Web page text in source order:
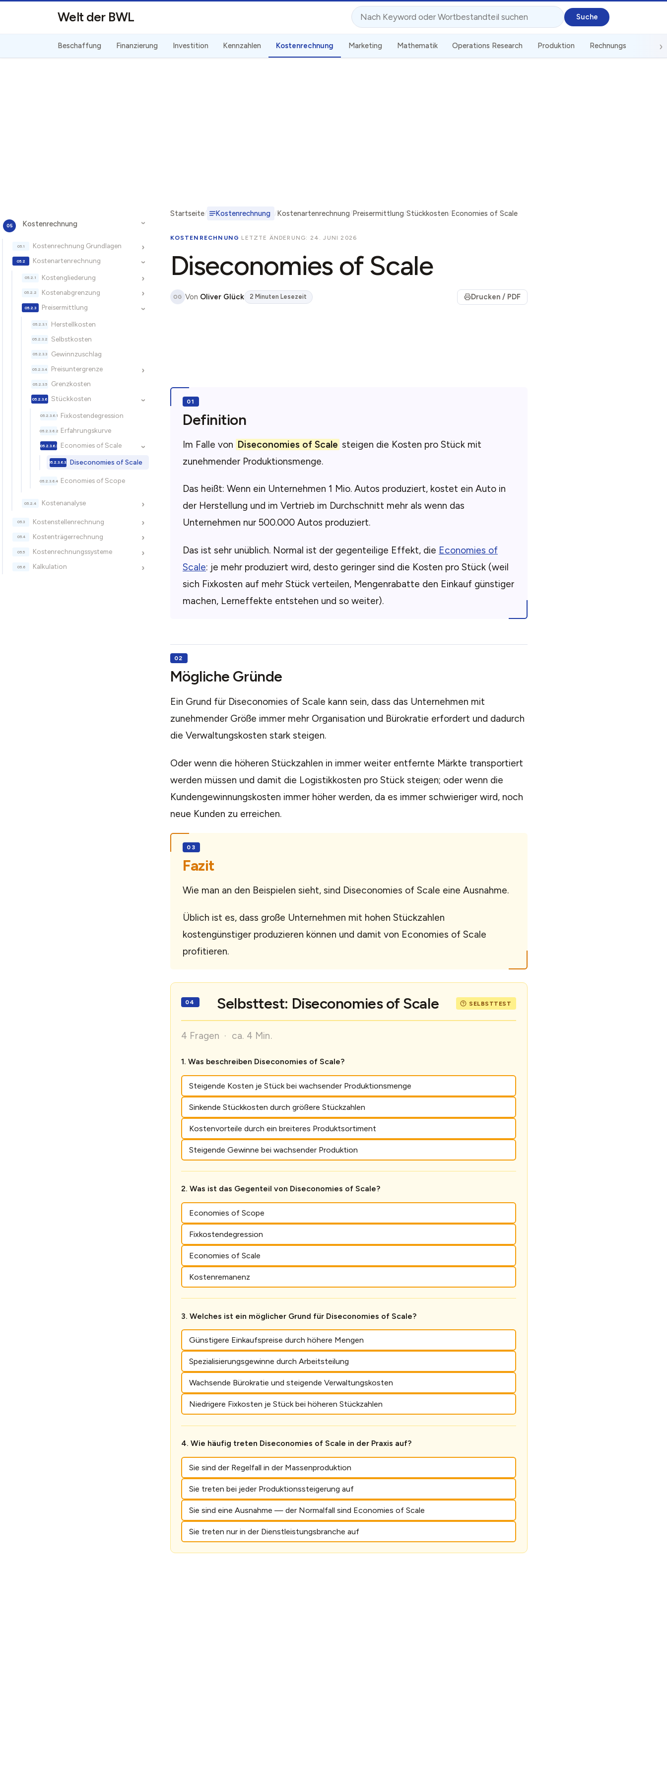
Welt der BWL Suche
Beschaffung Finanzierung Investition Kennzahlen Kostenrechnung Marketing Mathematik Operations Research Produktion Rechnungswesen
›
Kostenrechnung
›
Kostenrechnung Grundlagen
›
Kostenartenrechnung
›
Kostengliederung
›
Kostenabgrenzung
›
Preisermittlung
Herstellkosten
Selbstkosten
Gewinnzuschlag
›
Preisuntergrenze
Grenzkosten
›
Stückkosten
Fixkostendegression
Erfahrungskurve
›
Economies of Scale
Diseconomies of Scale
Economies of Scope
›
Kostenanalyse
›
Kostenstellenrechnung
›
Kostenträgerrechnung
›
Kostenrechnungssysteme
›
Kalkulation
Startseite Kostenrechnung Kostenartenrechnung Preisermittlung Stückkosten Economies of Scale
KOSTENRECHNUNG · LETZTE ÄNDERUNG: 24. JUNI 2026
Diseconomies of Scale
OG Von Oliver Glück 2 Minuten Lesezeit Drucken / PDF
Definition
Im Falle von Diseconomies of Scale steigen die Kosten pro Stück mit
zunehmender Produktionsmenge.
Das heißt: Wenn ein Unternehmen 1 Mio. Autos produziert, kostet ein Auto in
der Herstellung und im Vertrieb im Durchschnitt mehr als wenn das
Unternehmen nur 500.000 Autos produziert.
Das ist sehr unüblich. Normal ist der gegenteilige Effekt, die Economies of
Scale: je mehr produziert wird, desto geringer sind die Kosten pro Stück (weil
sich Fixkosten auf mehr Stück verteilen, Mengenrabatte den Einkauf günstiger
machen, Lerneffekte entstehen und so weiter).
Mögliche Gründe
Ein Grund für Diseconomies of Scale kann sein, dass das Unternehmen mit
zunehmender Größe immer mehr Organisation und Bürokratie erfordert und dadurch
die Verwaltungskosten stark steigen.
Oder wenn die höheren Stückzahlen in immer weiter entfernte Märkte transportiert
werden müssen und damit die Logistikkosten pro Stück steigen; oder wenn die
Kundengewinnungskosten immer höher werden, da es immer schwieriger wird, noch
neue Kunden zu erreichen.
Fazit
Wie man an den Beispielen sieht, sind Diseconomies of Scale eine Ausnahme.
Üblich ist es, dass große Unternehmen mit hohen Stückzahlen
kostengünstiger produzieren können und damit von Economies of Scale
profitieren.
Selbsttest: Diseconomies of Scale
4 Fragen · ca. 4 Min.
Was beschreiben Diseconomies of Scale?
Steigende Kosten je Stück bei wachsender Produktionsmenge
Sinkende Stückkosten durch größere Stückzahlen
Kostenvorteile durch ein breiteres Produktsortiment
Steigende Gewinne bei wachsender Produktion
Was ist das Gegenteil von Diseconomies of Scale?
Economies of Scope
Fixkostendegression
Economies of Scale
Kostenremanenz
Welches ist ein möglicher Grund für Diseconomies of Scale?
Günstigere Einkaufspreise durch höhere Mengen
Spezialisierungsgewinne durch Arbeitsteilung
Wachsende Bürokratie und steigende Verwaltungskosten
Niedrigere Fixkosten je Stück bei höheren Stückzahlen
Wie häufig treten Diseconomies of Scale in der Praxis auf?
Sie sind der Regelfall in der Massenproduktion
Sie treten bei jeder Produktionssteigerung auf
Sie sind eine Ausnahme — der Normalfall sind Economies of Scale
Sie treten nur in der Dienstleistungsbranche auf